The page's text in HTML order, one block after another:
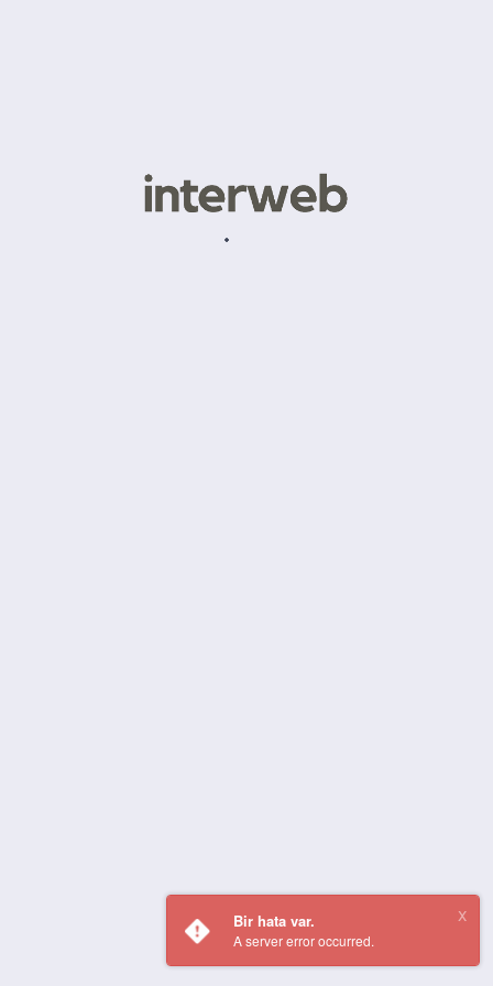
Bir hata var.
A server error occurred.